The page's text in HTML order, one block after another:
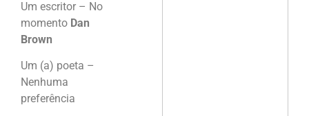
Um escritor – No
momento Dan
Brown
Um (a) poeta –
Nenhuma
preferência